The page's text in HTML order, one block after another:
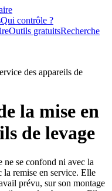
Qui contrôle ?
Outils gratuitsRecherche
des appareils de
la mise en
de levage
se confond ni avec la
remise en service. Elle
prévu, sur son montage